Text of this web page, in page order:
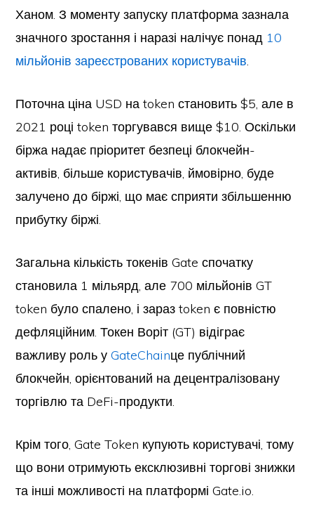
Ханом. З моменту запуску платформа зазнала
значного зростання і наразі налічує понад 10
мільйонів зареєстрованих користувачів.
Поточна ціна USD на token становить $5, але в
2021 році token торгувався вище $10. Оскільки
біржа надає пріоритет безпеці блокчейн-
активів, більше користувачів, ймовірно, буде
залучено до біржі, що має сприяти збільшенню
прибутку біржі.
Загальна кількість токенів Gate спочатку
становила 1 мільярд, але 700 мільйонів GT
token було спалено, і зараз token є повністю
дефляційним. Токен Воріт (GT) відіграє
важливу роль уGateChainце публічний
блокчейн, орієнтований на децентралізовану
торгівлю та DeFi-продукти.
Крім того, Gate Token купують користувачі, тому
що вони отримують ексклюзивні торгові знижки
та інші можливості на платформі Gate.io.